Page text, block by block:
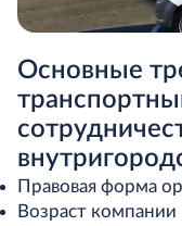
Основные
Правовая форма
Возраст